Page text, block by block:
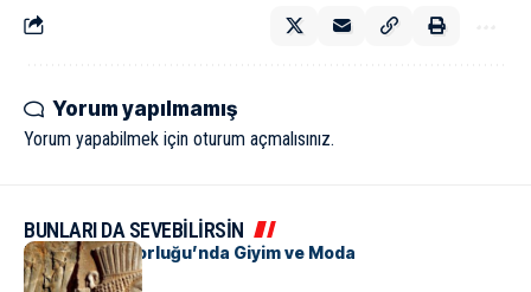
Yorum yapılmamış
Yorum yapabilmek için oturum açmalısınız.
BUNLARI DA SEVEBİLİRSİN
Pers İmparatorluğu’nda Giyim ve Moda